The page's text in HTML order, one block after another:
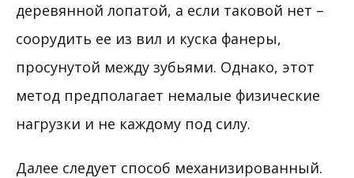
деревянной лопатой, а если таковой нет –
соорудить ее из вил и куска фанеры,
просунутой между зубьями. Однако, этот
метод предполагает немалые физические
нагрузки и не каждому под силу.
Далее следует способ механизированный.